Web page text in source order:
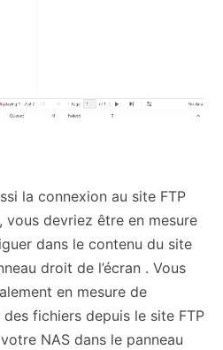
la connexion au site FTP
devriez être en mesure
dans le contenu du site
droit de l’écran . Vous
en mesure de
fichiers depuis le site FTP
NAS dans le panneau